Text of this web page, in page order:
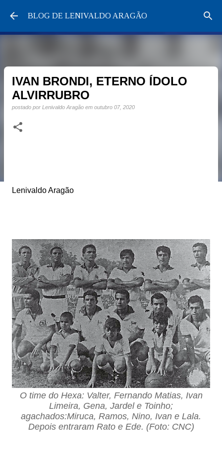
Pular para o conteúdo principal
BLOG DE LENIVALDO ARAGÃO
IVAN BRONDI, ETERNO ÍDOLO
ALVIRRUBRO
postado por Lenivaldo Aragão em outubro 07, 2020
Lenivaldo Aragão
O time do Hexa: Valter, Fernando Matias, Ivan
Limeira, Gena, Jardel e Toinho;
agachados:Miruca, Ramos, Nino, Ivan e Lala.
Depois entraram Rato e Ede. (Foto: CNC)